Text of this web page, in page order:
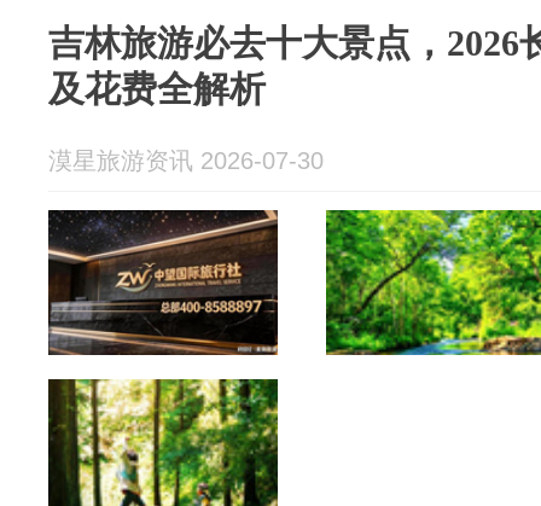
吉林旅游必去十大景点，2026
及花费全解析
漠星旅游资讯 2026-07-30